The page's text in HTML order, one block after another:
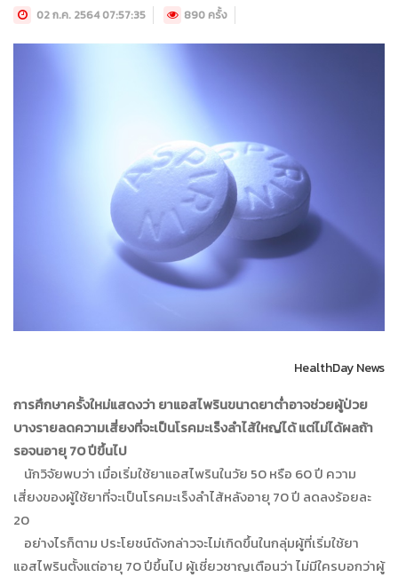
02 ก.ค. 2564 07:57:35 890 ครั้ง
HealthDay News
การศึกษาครั้งใหม่แสดงว่า ยาแอสไพรินขนาดยาต่ำอาจช่วยผู้ป่วย
บางรายลดความเสี่ยงที่จะเป็นโรคมะเร็งลำไส้ใหญ่ได้ แต่ไม่ได้ผลถ้า
รอจนอายุ 70 ปีขึ้นไป
นักวิจัยพบว่า เมื่อเริ่มใช้ยาแอสไพรินในวัย 50 หรือ 60 ปี ความ
เสี่ยงของผู้ใช้ยาที่จะเป็นโรคมะเร็งลำไส้หลังอายุ 70 ปี ลดลงร้อยละ
20
อย่างไรก็ตาม ประโยชน์ดังกล่าวจะไม่เกิดขึ้นในกลุ่มผู้ที่เริ่มใช้ยา
แอสไพรินตั้งแต่อายุ 70 ปีขึ้นไป ผู้เชี่ยวชาญเตือนว่า ไม่มีใครบอกว่าผู้